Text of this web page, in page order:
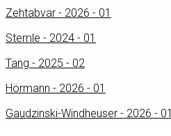
Zehtabvar - 2026 - 01
Stemle - 2024 - 01
Tang - 2025 - 02
Hörmann - 2026 - 01
Gaudzinski-Windheuser - 2026 - 01